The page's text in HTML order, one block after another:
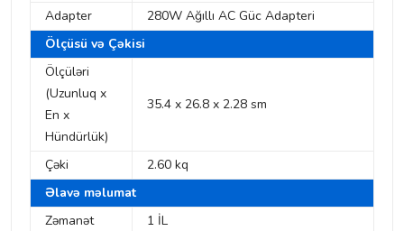
Adapter
280W Ağıllı AC Güc Adapteri
Ölçüsü və Çəkisi
Ölçüləri
(Uzunluq x
En x
Hündürlük)
35.4 x 26.8 x 2.28 sm
Çəki
2.60 kq
Əlavə məlumat
Zəmanət
1 İL